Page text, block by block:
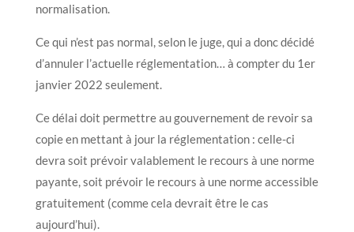
normalisation.
Ce qui n’est pas normal, selon le juge, qui a donc décidé
d’annuler l’actuelle réglementation… à compter du 1er
janvier 2022 seulement.
Ce délai doit permettre au gouvernement de revoir sa
copie en mettant à jour la réglementation : celle-ci
devra soit prévoir valablement le recours à une norme
payante, soit prévoir le recours à une norme accessible
gratuitement (comme cela devrait être le cas
aujourd’hui).